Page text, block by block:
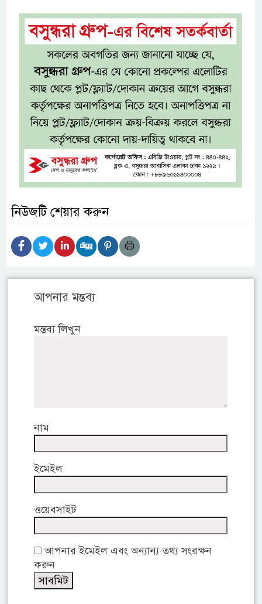
নিউজটি শেয়ার করুন
আপনার মন্তব্য
মন্তব্য লিখুন
নাম
ইমেইল
ওয়েবসাইট
আপনার ইমেইল এবং অন্যান্য তথ্য সংরক্ষন
করুন